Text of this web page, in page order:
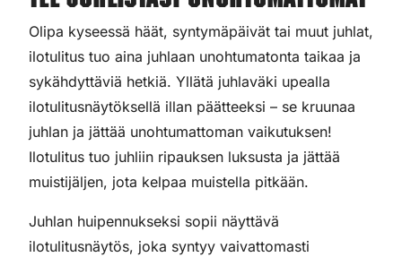
Olipa kyseessä häät, syntymäpäivät tai muut juhlat,
ilotulitus tuo aina juhlaan unohtumatonta taikaa ja
sykähdyttäviä hetkiä. Yllätä juhlaväki upealla
ilotulitusnäytöksellä illan päätteeksi – se kruunaa
juhlan ja jättää unohtumattoman vaikutuksen!
Ilotulitus tuo juhliin ripauksen luksusta ja jättää
muistijäljen, jota kelpaa muistella pitkään.
Juhlan huipennukseksi sopii näyttävä
ilotulitusnäytös, joka syntyy vaivattomasti